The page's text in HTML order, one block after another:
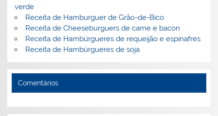
verde
Receita de Hamburguer de Grão-de-Bico
Receita de Cheeseburguers de carne e bacon
Receita de Hambúrgueres de requeijão e espinafres
Receita de Hambúrgueres de soja
Comentários